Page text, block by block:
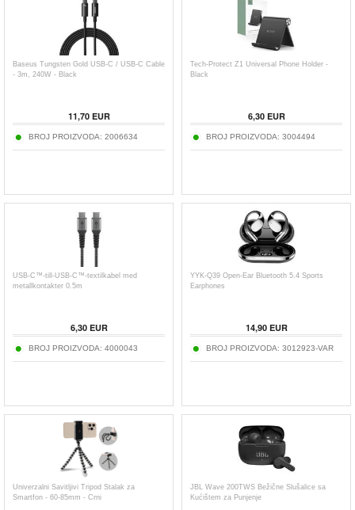
Baseus Tungsten Gold USB-C / USB-C Cable
- 3m, 240W - Black
11,70EUR
BROJ PROIZVODA: 2006634
Tech-Protect Z1 Universal Phone Holder -
Black
6,30EUR
BROJ PROIZVODA: 3004494
USB-C™-till-USB-C™-textilkabel med
metallkontakter 0.5m
6,30EUR
BROJ PROIZVODA: 4000043
YYK-Q39 Open-Ear Bluetooth 5.4 Sports
Earphones
14,90EUR
BROJ PROIZVODA: 3012923-VAR
Univerzalni Savitljivi Tripod Stalak za
Smartfon - 60-85mm - Crni
JBL Wave 200TWS Bežične Slušalice sa
Kućištem za Punjenje